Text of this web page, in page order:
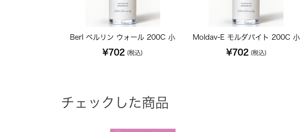
Berl ベルリン ウォール 200C 小
¥702 (税込)
Moldav-E モルダバイト 200C 小
¥702 (税込)
チェックした商品